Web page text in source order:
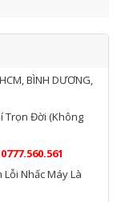
BÌNH DƯƠNG,
Trọn Đời (không
0777.560.561
Nhấc Máy Là